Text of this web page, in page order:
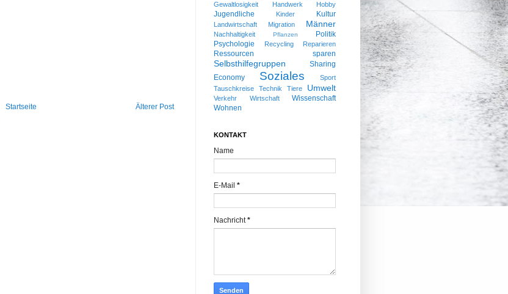
Älterer Post
Startseite
Gewaltlosigkeit Handwerk Hobby
Jugendliche Kinder Kultur
Landwirtschaft Migration Männer
Nachhaltigkeit Pflanzen
Politik
Psychologie
Recycling Reparieren
Ressourcen sparen
Selbsthilfegruppen
Sharing
Economy
Soziales
Sport
Tauschkreise
Technik Tiere Umwelt
Verkehr Wirtschaft
Wissenschaft
Wohnen
KONTAKT
Name
E-Mail *
Nachricht*